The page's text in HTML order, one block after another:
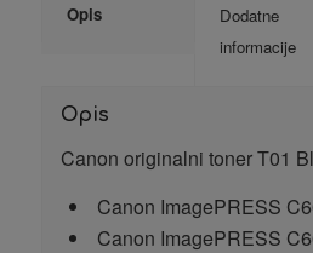
Opis
Dodatne
informacije
Opis
Canon originalni toner T01
Canon ImagePRESS
Canon ImagePRESS